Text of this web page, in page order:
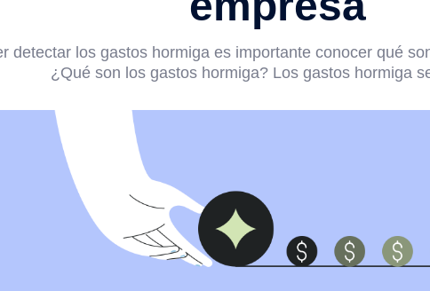
detectar los gastos hormiga es importante conocer qué
¿Qué son los gastos hormiga? Los gastos hormiga